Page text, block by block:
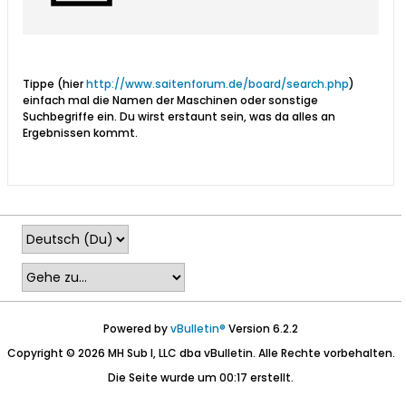
Tippe (hierhttp://www.saitenforum.de/board/search.php)
einfach mal die Namen der Maschinen oder sonstige
Suchbegriffe ein. Du wirst erstaunt sein, was da alles an
Ergebnissen kommt.
Powered byvBulletin® Version 6.2.2
Copyright © 2026 MH Sub I, LLC dba vBulletin. Alle Rechte vorbehalten.
Die Seite wurde um 00:17 erstellt.